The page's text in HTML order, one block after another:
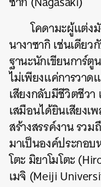
โคดามะผู้แต่งมั
นางาซากิ เช่นเดีย
ฐานะนักเขียนการ์
ไม่เพียงแค่การวาด
เสียงกลับมีชีวิตชีวา
เสมือนได้ยินเสียงเ
สร้างสรรค์งาน รวม
มาเป็นองค์ประกอ
โตะ มิยาโมโตะ
เมจิ (Meiji